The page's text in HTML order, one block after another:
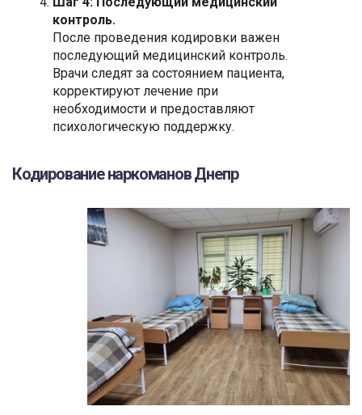
контроль.
После проведения кодировки важен
последующий медицинский контроль.
Врачи следят за состоянием пациента,
корректируют лечение при
необходимости и предоставляют
психологическую поддержку.
Кодирование наркоманов Днепр